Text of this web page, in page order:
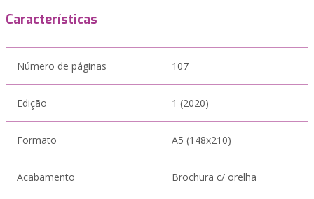
Características
Número de páginas 107
Edição 1 (2020)
Formato A5 (148x210)
Acabamento Brochura c/ orelha